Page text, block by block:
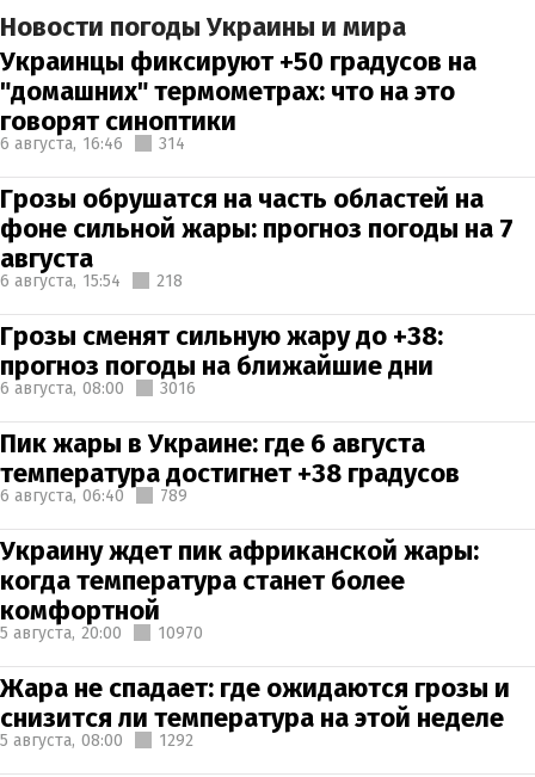
Новости погоды Украины и мира
Украинцы фиксируют +50 градусов на
"домашних" термометрах: что на это
говорят синоптики
6 августа, 16:46 314
Грозы обрушатся на часть областей на
фоне сильной жары: прогноз погоды на 7
августа
6 августа, 15:54 218
Грозы сменят сильную жару до +38:
прогноз погоды на ближайшие дни
6 августа, 08:00 3016
Пик жары в Украине: где 6 августа
температура достигнет +38 градусов
6 августа, 06:40 789
Украину ждет пик африканской жары:
когда температура станет более
комфортной
5 августа, 20:00 10970
Жара не спадает: где ожидаются грозы и
снизится ли температура на этой неделе
5 августа, 08:00 1292